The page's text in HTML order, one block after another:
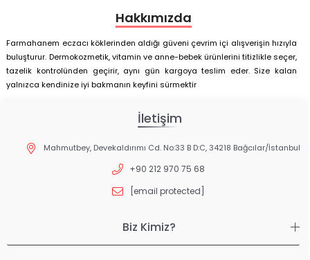
Hakkımızda
Farmahanem eczacı köklerinden aldığı güveni çevrim içi alışverişin hızıyla
buluşturur. Dermokozmetik, vitamin ve anne-bebek ürünlerini titizlikle seçer,
tazelik kontrolünden geçirir, aynı gün kargoya teslim eder. Size kalan
yalnızca kendinize iyi bakmanın keyfini sürmektir
İletişim
Mahmutbey, Devekaldırımı Cd. No:33 B D:C, 34218 Bağcılar/İstanbul
+90 212 970 75 68
[email protected]
Biz Kimiz?